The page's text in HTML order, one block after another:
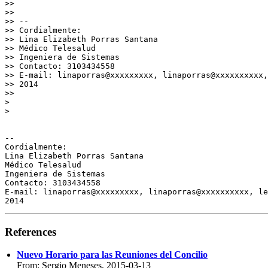
>>
>>
>> --
>> Cordialmente:
>> Lina Elizabeth Porras Santana
>> Médico Telesalud
>> Ingeniera de Sistemas
>> Contacto: 3103434558
>> E-mail: linaporras@xxxxxxxxx,
>> 2014
>>
>
>
--
Cordialmente:
Lina Elizabeth Porras Santana
Médico Telesalud
Ingeniera de Sistemas
Contacto: 3103434558
E-mail: linaporras@xxxxxxxxx, linaporras@xxxxxxxxxx,
References
Nuevo Horario para las Reuniones del Concilio
From: Sergio Meneses, 2015-03-13